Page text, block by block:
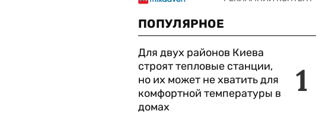
ПОПУЛЯРНОЕ
1
Для двух районов Киева
строят тепловые станции,
но их может не хватить для
комфортной температуры в
домах